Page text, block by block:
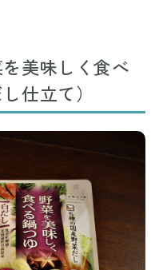
美味しく食べ
仕立て）